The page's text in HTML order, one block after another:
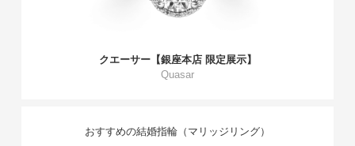
クエーサー【銀座本店 限定展示】
Quasar
おすすめの結婚指輪（マリッジリング）